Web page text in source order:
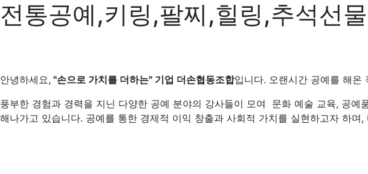
전통공예,키링,팔찌,힐링,추석선물
안녕하세요, "손으로 가치를 더하는" 기업 더손협동조합입니다. 오랜시간 공예를 해온
풍부한 경험과 경력을 지닌 다양한 공예 분야의 강사들이 모여 문화 예술 교육, 공
해나가고 있습니다. 공예를 통한 경제적 이익 창출과 사회적 가치를 실현하고자 하